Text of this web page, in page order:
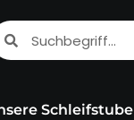
Suche
Schleifstube